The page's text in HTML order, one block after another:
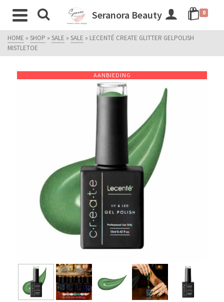
Seranora Beauty 0
HOME » SHOP » SALE » SALE » LECENTÉ CREATE GLITTER GELPOLISH
MISTLETOE
AANBIEDING